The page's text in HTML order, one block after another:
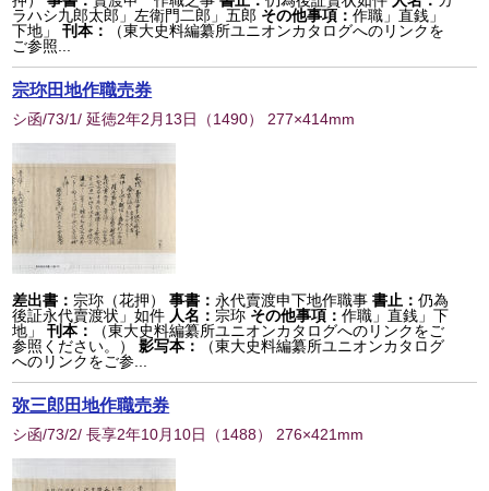
ラハシ九郎太郎」左衛門二郎」五郎 その他事項：作職」直銭」
下地」刊本：
（東大史料編纂所ユニオンカタログへのリンクを
ご参照...
宗珎田地作職売券
シ函/73/1/ 延徳2年2月13日 （1490） 277×414mm
差出書： 宗珎（花押） 事書： 永代賣渡申下地作職事書止：仍為
後証永代賣渡状」如件 人名： 宗珎 その他事項：作職」直銭」下
地」刊本：
（東大史料編纂所ユニオンカタログへのリンクをご
参照ください。）
影写本：
（東大史料編纂所ユニオンカタログ
へのリンクをご参...
弥三郎田地作職売券
シ函/73/2/ 長享2年10月10日 （1488） 276×421mm